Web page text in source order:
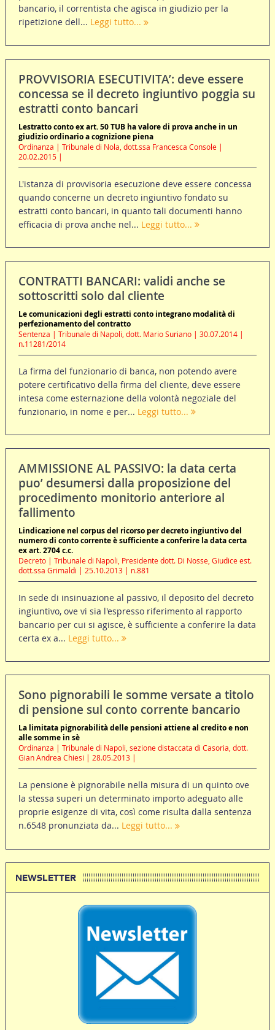
bancario, il correntista che agisca in giudizio per la
ripetizione dell... Leggi tutto...
PROVVISORIA ESECUTIVITA’: deve essere
concessa se il decreto ingiuntivo poggia su
estratti conto bancari
Lestratto conto ex art. 50 TUB ha valore di prova anche in un
giudizio ordinario a cognizione piena
Ordinanza | Tribunale di Nola, dott.ssa Francesca Console |
20.02.2015 |
L'istanza di provvisoria esecuzione deve essere concessa
quando concerne un decreto ingiuntivo fondato su
estratti conto bancari, in quanto tali documenti hanno
efficacia di prova anche nel... Leggi tutto...
CONTRATTI BANCARI: validi anche se
sottoscritti solo dal cliente
Le comunicazioni degli estratti conto integrano modalità di
perfezionamento del contratto
Sentenza | Tribunale di Napoli, dott. Mario Suriano | 30.07.2014 |
n.11281/2014
La firma del funzionario di banca, non potendo avere
potere certificativo della firma del cliente, deve essere
intesa come esternazione della volontà negoziale del
funzionario, in nome e per... Leggi tutto...
AMMISSIONE AL PASSIVO: la data certa
puo’ desumersi dalla proposizione del
procedimento monitorio anteriore al
fallimento
Lindicazione nel corpus del ricorso per decreto ingiuntivo del
numero di conto corrente è sufficiente a conferire la data certa
ex art. 2704 c.c.
Decreto | Tribunale di Napoli, Presidente dott. Di Nosse, Giudice est.
dott.ssa Grimaldi | 25.10.2013 | n.881
In sede di insinuazione al passivo, il deposito del decreto
ingiuntivo, ove vi sia l'espresso riferimento al rapporto
bancario per cui si agisce, è sufficiente a conferire la data
certa ex a... Leggi tutto...
Sono pignorabili le somme versate a titolo
di pensione sul conto corrente bancario
La limitata pignorabilità delle pensioni attiene al credito e non
alle somme in sè
Ordinanza | Tribunale di Napoli, sezione distaccata di Casoria, dott.
Gian Andrea Chiesi | 28.05.2013 |
La pensione è pignorabile nella misura di un quinto ove
la stessa superi un determinato importo adeguato alle
proprie esigenze di vita, così come risulta dalla sentenza
n.6548 pronunziata da... Leggi tutto...
NEWSLETTER